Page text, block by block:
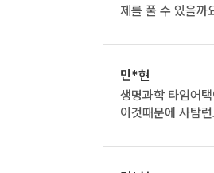
제를 풀 수 있을까
민*현
생명과학 타임어
이것때문에 사탐